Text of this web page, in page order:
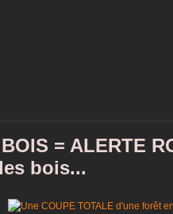
= ALERTE
bois...